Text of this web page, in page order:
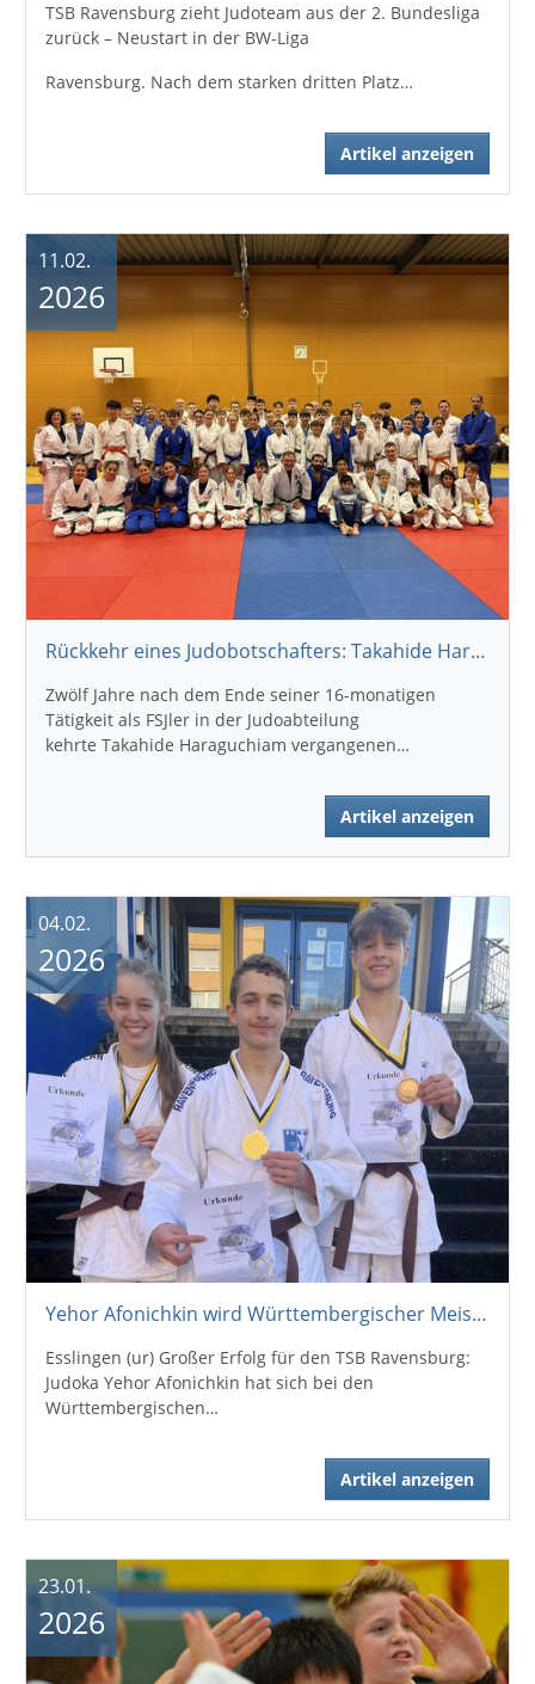
TSB Ravensburg zieht Judoteam aus der 2. Bundesliga
zurück – Neustart in der BW-Liga
Ravensburg. Nach dem starken dritten Platz…
Artikel anzeigen
Rückkehr eines Judobotschafters: Takahide Haraguchi begeistert Ravensburg
Zwölf Jahre nach dem Ende seiner 16-monatigen
Tätigkeit als FSJler in der Judoabteilung
kehrte Takahide Haraguchiam vergangenen…
Artikel anzeigen
11.02.
2026
Yehor Afonichkin wird Württembergischer Meister
Esslingen (ur) Großer Erfolg für den TSB Ravensburg:
Judoka Yehor Afonichkin hat sich bei den
Württembergischen…
Artikel anzeigen
04.02.
2026
23.01.
2026